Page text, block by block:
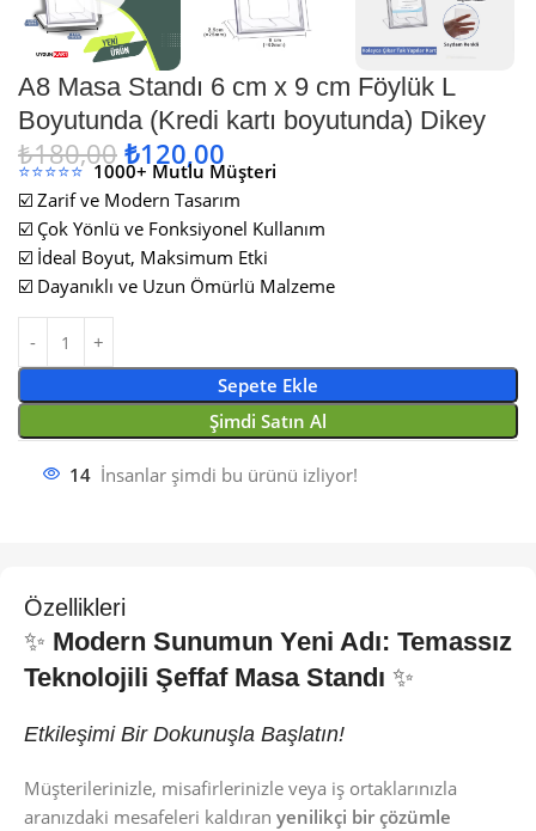
A8 Masa Standı 6 cm x 9 cm Föylük L
Boyutunda (Kredi kartı boyutunda) Dikey
₺180,00 ₺120,00
⭐⭐⭐⭐⭐ 1000+ Mutlu Müşteri
☑️ Zarif ve Modern Tasarım
☑️ Çok Yönlü ve Fonksiyonel Kullanım
☑️ İdeal Boyut, Maksimum Etki
☑️ Dayanıklı ve Uzun Ömürlü Malzeme
Sepete Ekle
Şimdi Satın Al
14 İnsanlar şimdi bu ürünü izliyor!
Özellikleri
✨ Modern Sunumun Yeni Adı: Temassız
Teknolojili Şeffaf Masa Standı ✨
Etkileşimi Bir Dokunuşla Başlatın!
Müşterilerinizle, misafirlerinizle veya iş ortaklarınızla
aranızdaki mesafeleri kaldıran yenilikçi bir çözümle